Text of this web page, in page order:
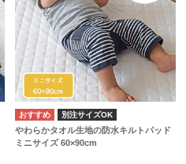
別注サイズOK
やわらかタオル生地の防水キルトパッド
ミニサイズ 60×90cm